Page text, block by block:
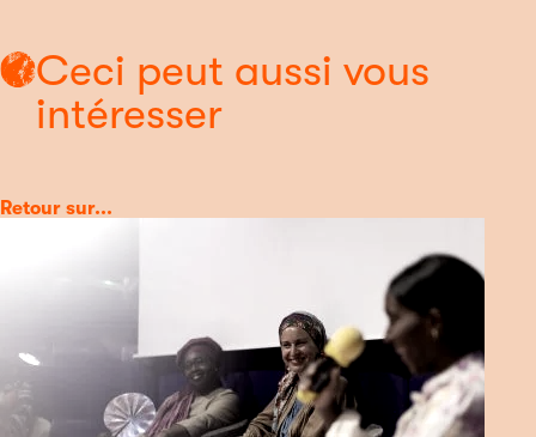
Ceci peut aussi vous
intéresser
Catégorie
Retour sur...